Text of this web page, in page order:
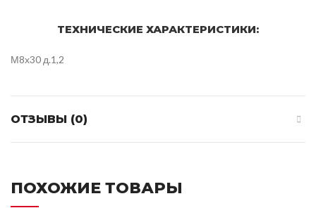
ТЕХНИЧЕСКИЕ ХАРАКТЕРИСТИКИ:
М8х30 д.1,2
ОТЗЫВЫ (0)
ПОХОЖИЕ ТОВАРЫ